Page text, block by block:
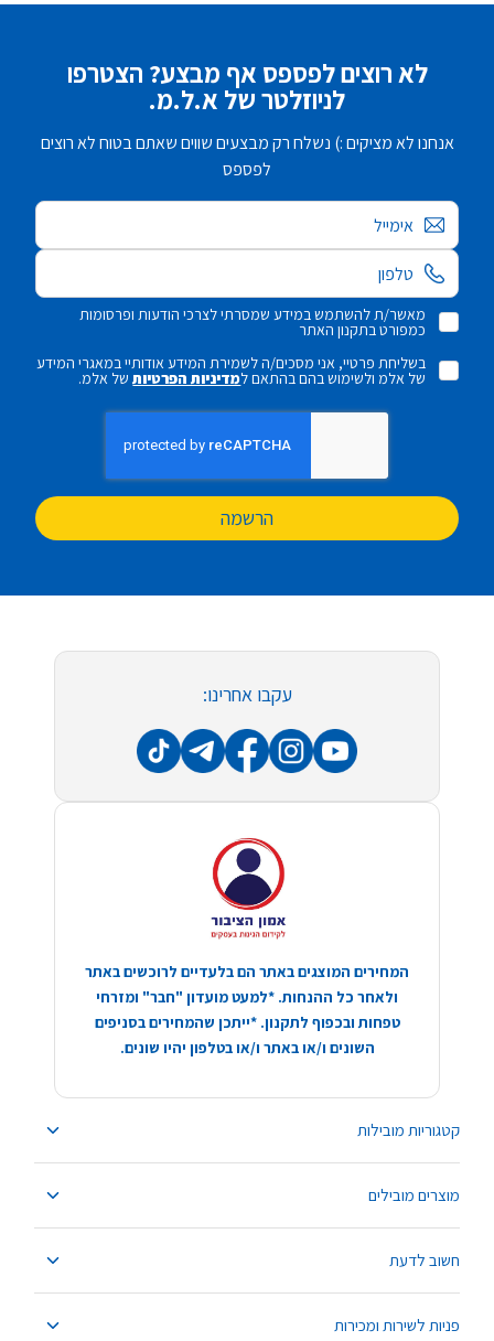
לא רוצים לפספס אף מבצע? הצטרפו
לניוזלטר של א.ל.מ.
אנחנו לא מציקים :) נשלח רק מבצעים שווים שאתם בטוח לא רוצים
לפספס
אימייל
מאשר/ת להשתמש במידע שמסרתי לצרכי הודעות ופרסומות
כמפורט בתקנון האתר
בשליחת פרטיי, אני מסכים/ה לשמירת המידע אודותיי במאגרי המידע
של אלמ ולשימוש בהם בהתאם למדיניות הפרטיותשל אלמ.
הרשמה
קטגוריות מובילות
מוצרים מובילים
חשוב לדעת
פניות לשירות ומכירות
עקבו אחרינו:
המחירים המוצגים באתר הם בלעדיים לרוכשים באתר
ולאחר כל ההנחות. *למעט מועדון "חבר" ומזרחי
טפחות ובכפוף לתקנון. *ייתכן שהמחירים בסניפים
השונים ו/או באתר ו/או בטלפון יהיו שונים.